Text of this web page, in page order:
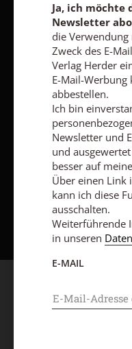
Vertrag
Ja, ich möchte
Newsletter
die
Zweck des E-
Verlag Herder
E-Mail-
abbestellen.
Ich bin
Newsletter und
und
besser auf
Über einen Link
kann ich diese
ausschalten.
Weiterführende
in unseren
E-MAIL